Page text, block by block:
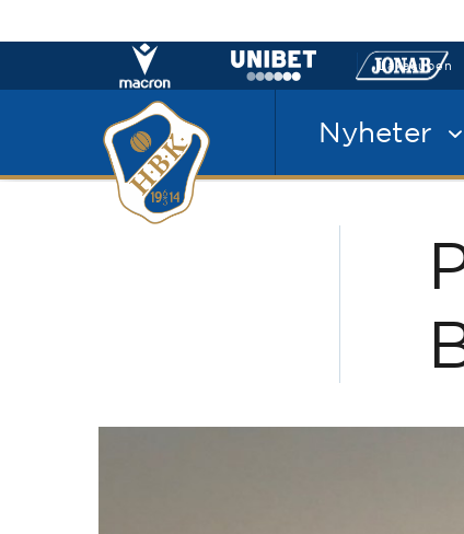
Nyheter
Laxacupen